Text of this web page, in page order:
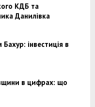
КДБ та
Данилівка
інвестиція в
в цифрах: що